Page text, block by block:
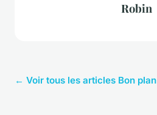
Robin
← Voir tous les articles Bon plan